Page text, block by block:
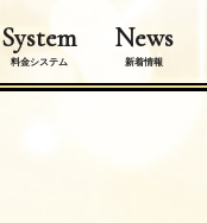
System
料金システム
News
新着情報